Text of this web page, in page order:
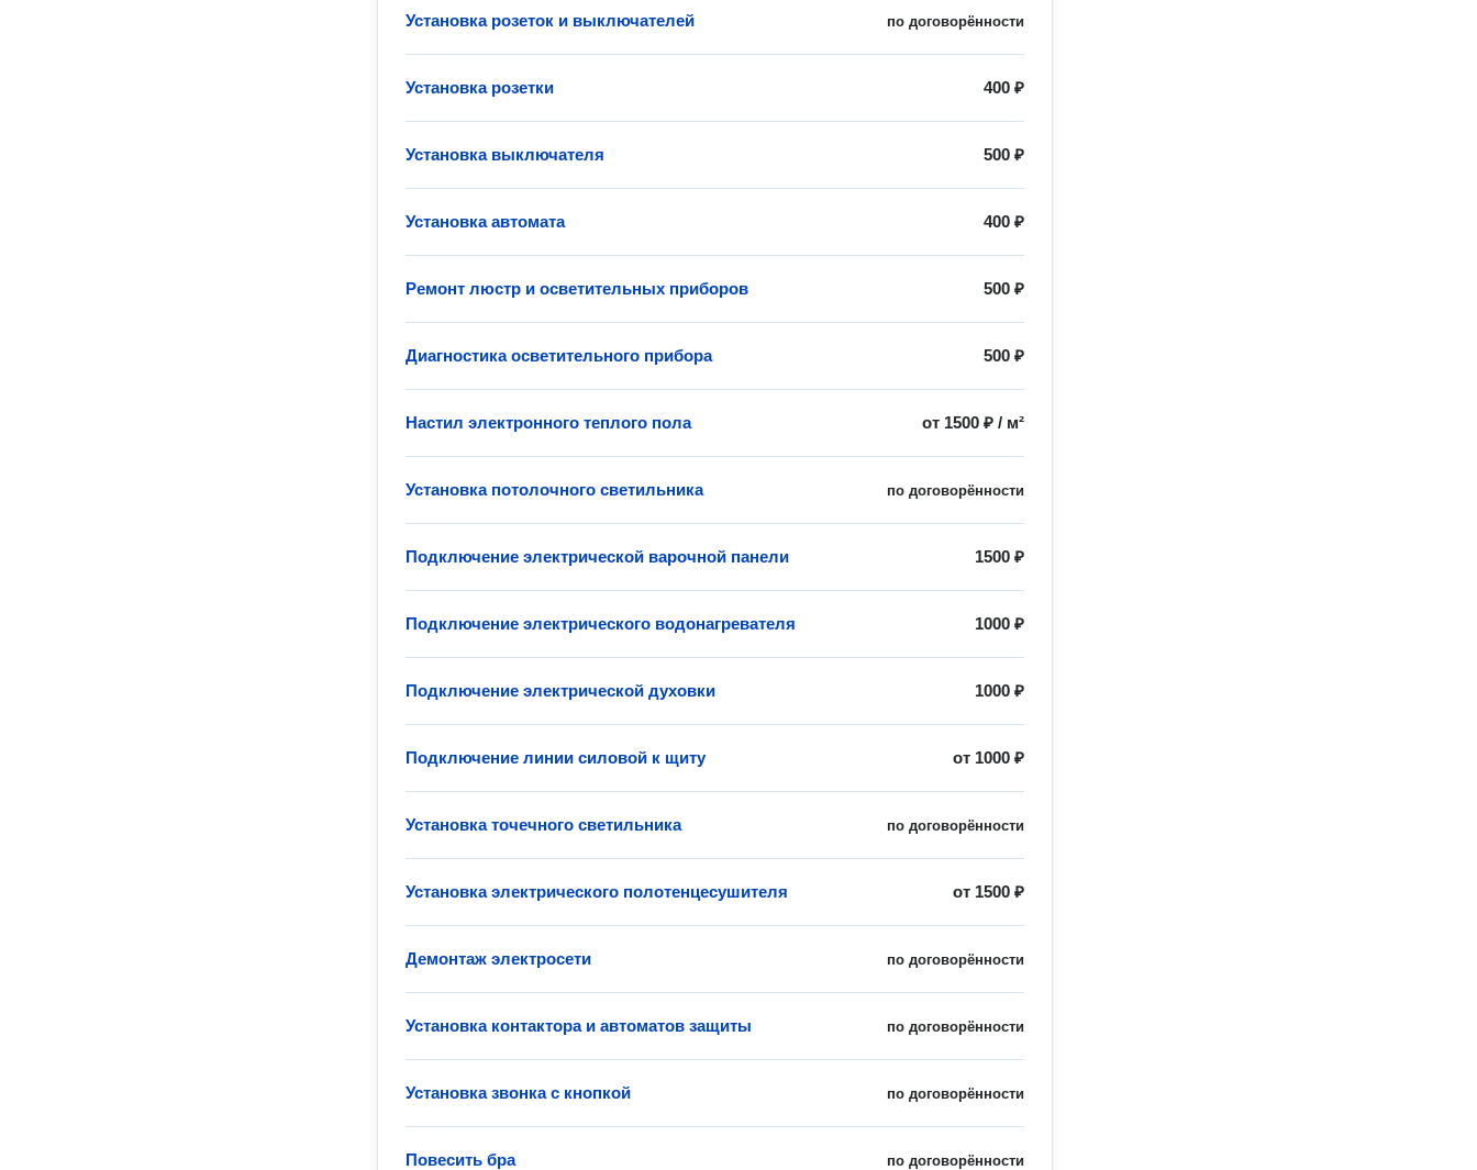
по договорённости
Установка розеток и выключателей
400 ₽
Установка розетки
500 ₽
Установка выключателя
400 ₽
Установка автомата
500 ₽
Ремонт люстр и осветительных приборов
500 ₽
Диагностика осветительного прибора
от 1500 ₽ / м²
Настил электронного теплого пола
по договорённости
Установка потолочного светильника
1500 ₽
Подключение электрической варочной панели
1000 ₽
Подключение электрического водонагревателя
1000 ₽
Подключение электрической духовки
от 1000 ₽
Подключение линии силовой к щиту
по договорённости
Установка точечного светильника
от 1500 ₽
Установка электрического полотенцесушителя
по договорённости
Демонтаж электросети
по договорённости
Установка контактора и автоматов защиты
по договорённости
Установка звонка с кнопкой
по договорённости
Повесить бра